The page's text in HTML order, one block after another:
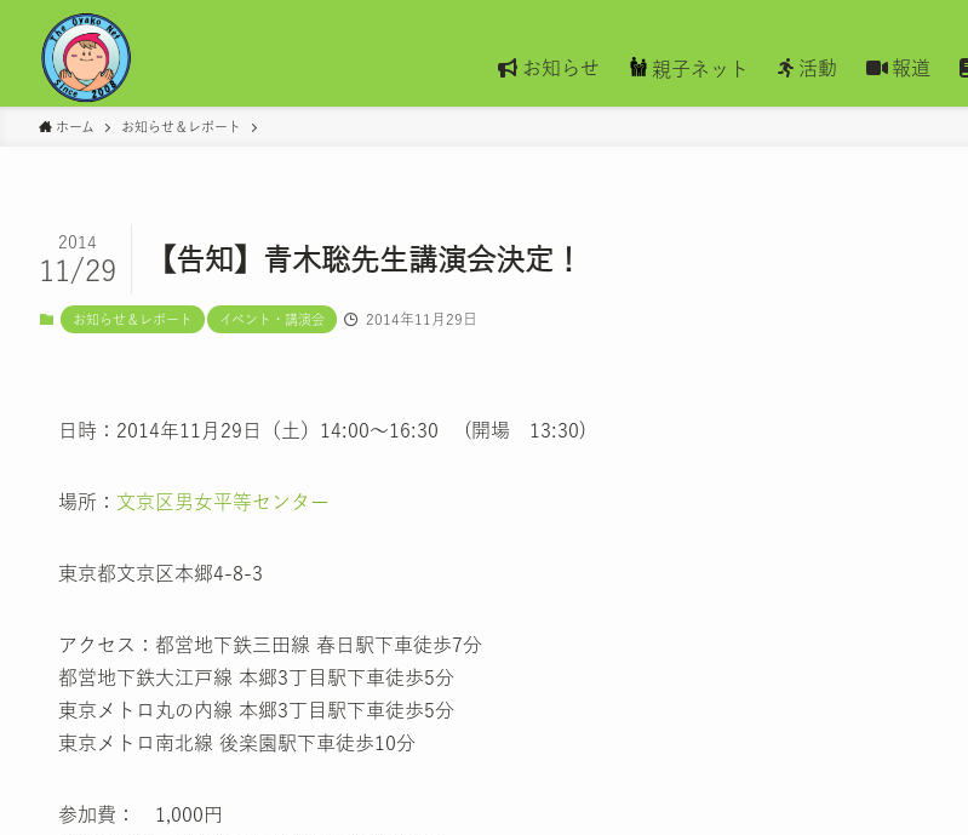
お知らせ 親子ネット 活動 報道
ホーム お知らせ＆レポート
【告知】青木聡先生講演会決定！
2014
11/29
お知らせ＆レポート イベント・講演会 2014年11月29日
日時：2014年11月29日（土）14:00～16:30 (開場 13:30)
場所： 文京区男女平等センター
東京都文京区本郷4-8-3
アクセス：都営地下鉄三田線 春日駅下車徒歩7分
都営地下鉄大江戸線 本郷3丁目駅下車徒歩5分
東京メトロ丸の内線 本郷3丁目駅下車徒歩5分
東京メトロ南北線 後楽園駅下車徒歩10分
参加費： 1,000円